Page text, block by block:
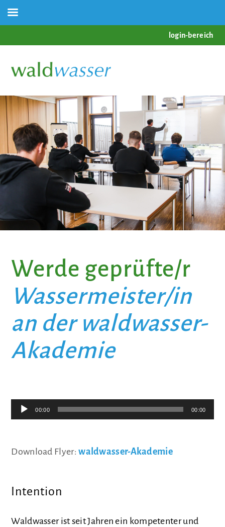
login-bereich
Werde geprüfte/r
Wassermeister/in
an der waldwasser-
Akademie
Player
00:00 00:00
Download Flyer:waldwasser-Akademie
Intention
Waldwasser ist seit Jahren ein kompetenter und